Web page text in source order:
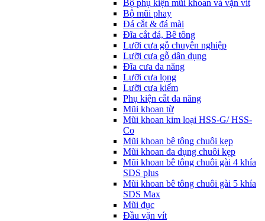
Bộ phụ kiện mũi khoan và vặn vít
Bộ mũi phay
Đá cắt & đá mài
Đĩa cắt đá, Bê tông
Lưỡi cưa gỗ chuyên nghiệp
Lưỡi cưa gỗ dân dụng
Đĩa cưa đa năng
Lưỡi cưa lọng
Lưỡi cưa kiếm
Phụ kiện cắt đa năng
Mũi khoan từ
Mũi khoan kim loại HSS-G/ HSS-
Co
Mũi khoan bê tông chuôi kẹp
Mũi khoan đa dụng chuôi kẹp
Mũi khoan bê tông chuôi gài 4 khía
SDS plus
Mũi khoan bê tông chuôi gài 5 khía
SDS Max
Mũi đục
Đầu vặn vít